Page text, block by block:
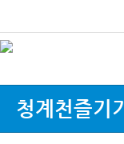
청계천즐기기